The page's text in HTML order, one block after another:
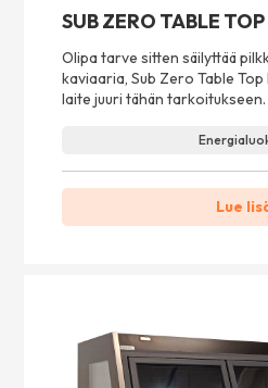
SUB ZERO TABLE
Olipa tarve sitten säilyttää
kaviaaria, Sub Zero Table
laite juuri tähän tarkoitukseen.
Lue